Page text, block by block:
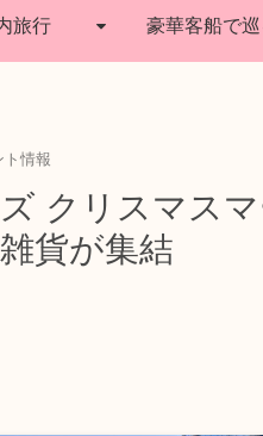
旅行 豪華客船で
ト情報
クリスマス
貨が集結